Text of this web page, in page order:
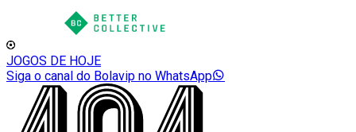
JOGOS DE HOJE
Siga o canal do Bolavip no WhatsApp